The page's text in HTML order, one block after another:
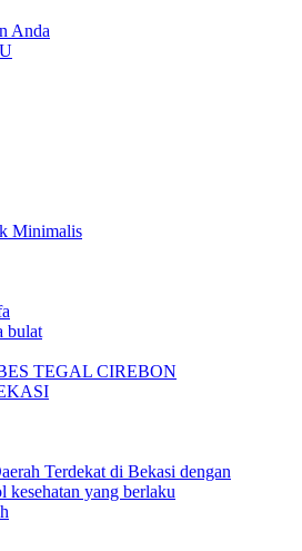
Anda
Minimalis
bulat
TEGAL CIREBON
Terdekat di Bekasi dengan
kesehatan yang berlaku